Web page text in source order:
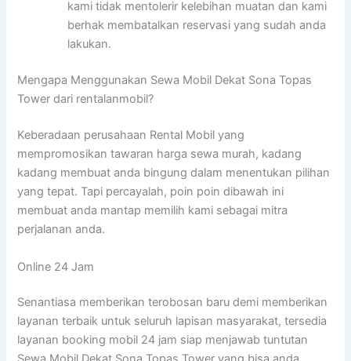
kami tidak mentolerir kelebihan muatan dan kami
berhak membatalkan reservasi yang sudah anda
lakukan.
Mengapa Menggunakan Sewa Mobil Dekat Sona Topas
Tower dari rentalanmobil?
Keberadaan perusahaan Rental Mobil yang
mempromosikan tawaran harga sewa murah, kadang
kadang membuat anda bingung dalam menentukan pilihan
yang tepat. Tapi percayalah, poin poin dibawah ini
membuat anda mantap memilih kami sebagai mitra
perjalanan anda.
Online 24 Jam
Senantiasa memberikan terobosan baru demi memberikan
layanan terbaik untuk seluruh lapisan masyarakat, tersedia
layanan booking mobil 24 jam siap menjawab tuntutan